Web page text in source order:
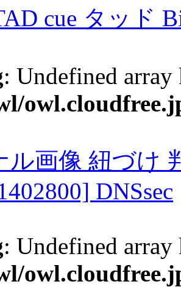
cue タッド
: Undefined
ル画像 紐づけ
DNSsec
: Undefined